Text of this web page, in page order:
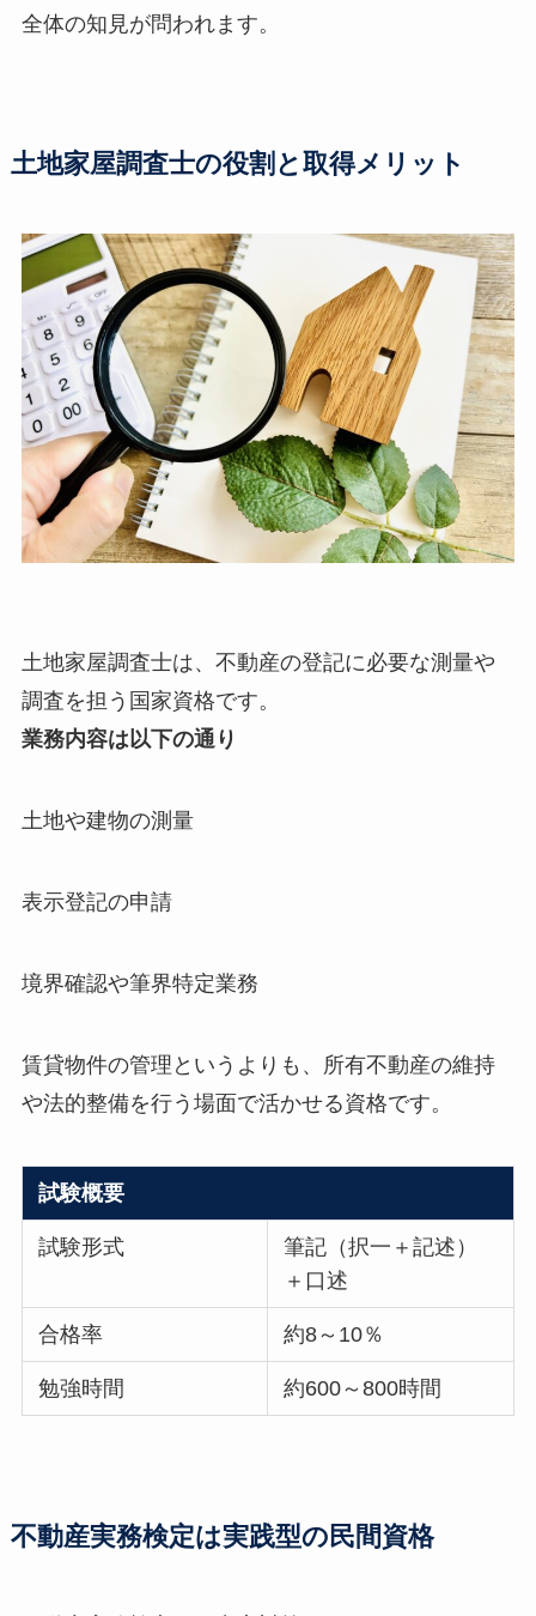
全体の知見が問われます。
土地家屋調査士の役割と取得メリット
土地家屋調査士は、不動産の登記に必要な測量や
調査を担う国家資格です。
業務内容は以下の通り
土地や建物の測量
表示登記の申請
境界確認や筆界特定業務
賃貸物件の管理というよりも、所有不動産の維持
や法的整備を行う場面で活かせる資格です。
試験概要
試験形式
筆記（択一＋記述）
＋口述
合格率 約8～10％
勉強時間 約600～800時間
不動産実務検定は実践型の民間資格